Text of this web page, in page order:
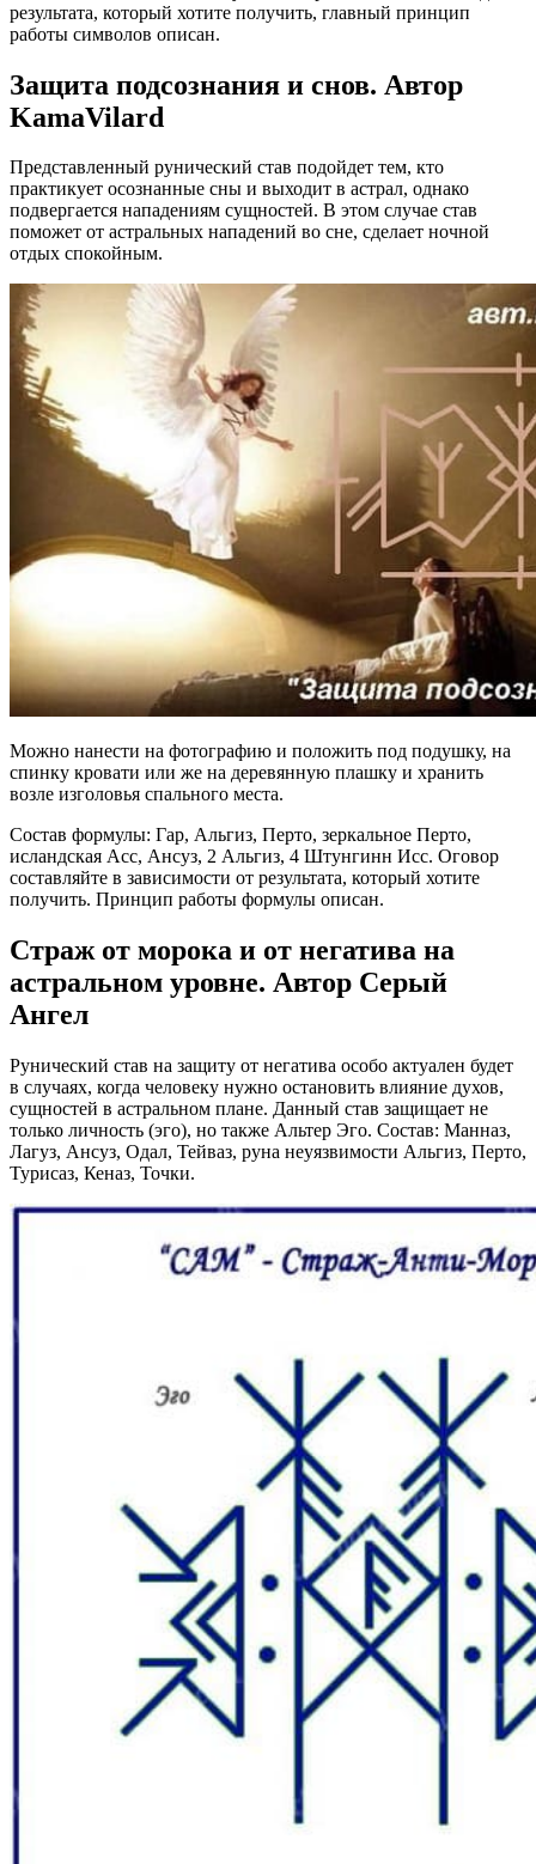
результата, который хотите получить, главный принцип
работы символов описан.
Защита подсознания и снов. Автор
KamaVilard
Представленный рунический став подойдет тем, кто
практикует осознанные сны и выходит в астрал, однако
подвергается нападениям сущностей. В этом случае став
поможет от астральных нападений во сне, сделает ночной
отдых спокойным.
Можно нанести на фотографию и положить под подушку, на
спинку кровати или же на деревянную плашку и хранить
возле изголовья спального места.
Состав формулы: Гар, Альгиз, Перто, зеркальное Перто,
исландская Асс, Ансуз, 2 Альгиз, 4 Штунгинн Исс. Оговор
составляйте в зависимости от результата, который хотите
получить. Принцип работы формулы описан.
Страж от морока и от негатива на
астральном уровне. Автор Серый
Ангел
Рунический став на защиту от негатива особо актуален будет
в случаях, когда человеку нужно остановить влияние духов,
сущностей в астральном плане. Данный став защищает не
только личность (эго), но также Альтер Эго. Состав: Манназ,
Лагуз, Ансуз, Одал, Тейваз, руна неуязвимости Альгиз, Перто,
Турисаз, Кеназ, Точки.